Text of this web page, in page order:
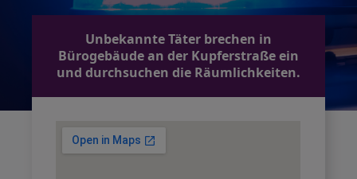
Unbekannte Täter brechen in
Bürogebäude an der Kupferstraße ein
und durchsuchen die Räumlichkeiten.